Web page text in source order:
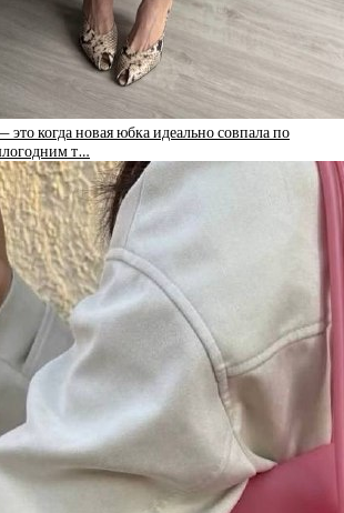
когда новая юбка идеально совпала по
т…